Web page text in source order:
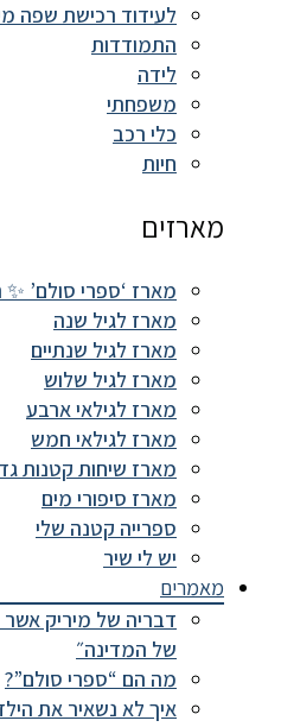
לעידוד רכישת שפה
התמודדות
לידה
משפחתי
כלי רכב
חיות
מארזים
מארז ‘ספרי סולם’
מארז לגיל שנה
מארז לגיל שנתיים
מארז לגיל שלוש
מארז לגילאי ארבע
מארז לגילאי חמש
מארז שיחות קטנות
מארז סיפורי מים
ספרייה קטנה שלי
יש לי שיר
מאמרים
דבריה של מיריק
של המדינה״
מה הם “ספרי סולם”?
איך לא נשאיר את